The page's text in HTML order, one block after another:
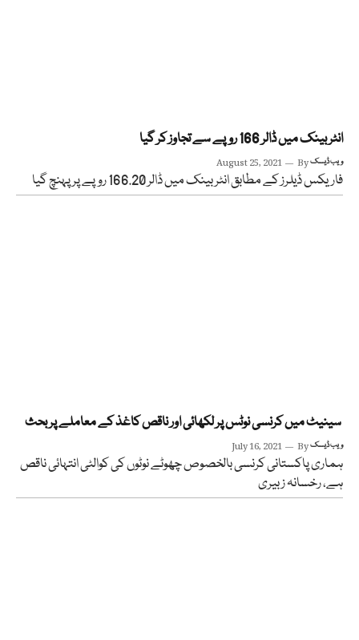
انٹر بینک میں ڈالر 166 روپے سے تجاوز کر گیا
August 25, 2021 Byویب ڈیسک
فاریکس ڈیلرز کے مطابق انٹر بینک میں ڈالر 166.20 روپے پر پہنچ گیا
سینیٹ میں کرنسی نوٹس پر لکھائی اور ناقص کاغذ کے معاملے پر بحث
July 16, 2021 Byویب ڈیسک
ہماری پاکستانی کرنسی بالخصوص چھوٹے نوٹوں کی کوالٹی انتہائی ناقص
ہے، رخسانہ زبیری